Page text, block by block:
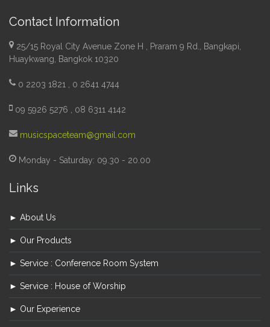
Contact Information
25/15 Royal City Avenue Zone H , Praram 9 Rd., Bangkapi,
Huaykwang, Bangkok 10320
0 2203 1821 , 0 2641 4744
09 5926 5276 , 08 6311 4142
musicspaceteam@gmail.com
Monday - Saturday: 09.30 - 20.00
Links
► About Us
► Our Products
► Service : Conference Room System
► Service : House of Worship
► Our Experience